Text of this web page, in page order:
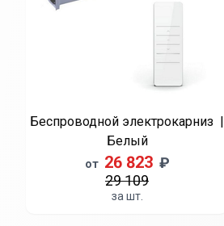
Беспроводной электрокарниз |
Белый
от 26 823 ₽
29 109
за шт.